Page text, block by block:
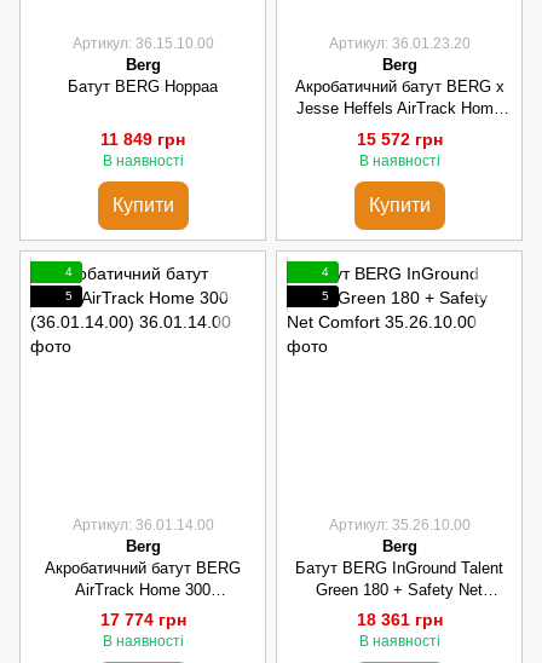
Артикул: 36.15.10.00
Berg
Батут BERG Hoppaa
11 849 грн
В наявності
Купити
Артикул: 36.01.23.20
Berg
Акробатичний батут BERG x
Jesse Heffels AirTrack Home
500 36.01.23.20
15 572 грн
В наявності
Купити
4
5
Артикул: 36.01.14.00
Berg
Акробатичний батут BERG
AirTrack Home 300
(36.01.14.00)
17 774 грн
В наявності
4
5
Артикул: 35.26.10.00
Berg
Батут BERG InGround Talent
Green 180 + Safety Net
Comfort
18 361 грн
В наявності